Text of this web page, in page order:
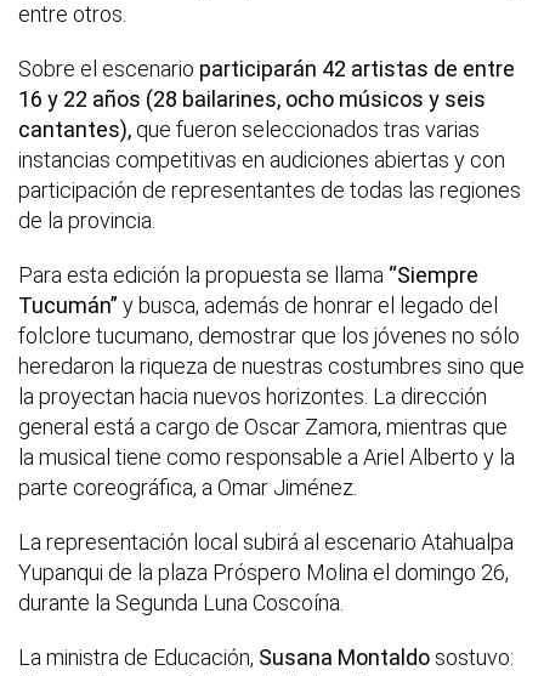
entre otros.
Sobre el escenario participarán 42 artistas de entre
16 y 22 años (28 bailarines, ocho músicos y seis
cantantes), que fueron seleccionados tras varias
instancias competitivas en audiciones abiertas y con
participación de representantes de todas las regiones
de la provincia.
Para esta edición la propuesta se llama “Siempre
Tucumán” y busca, además de honrar el legado del
folclore tucumano, demostrar que los jóvenes no sólo
heredaron la riqueza de nuestras costumbres sino que
la proyectan hacia nuevos horizontes. La dirección
general está a cargo de Oscar Zamora, mientras que
la musical tiene como responsable a Ariel Alberto y la
parte coreográfica, a Omar Jiménez.
La representación local subirá al escenario Atahualpa
Yupanqui de la plaza Próspero Molina el domingo 26,
durante la Segunda Luna Coscoína.
La ministra de Educación, Susana Montaldo sostuvo: